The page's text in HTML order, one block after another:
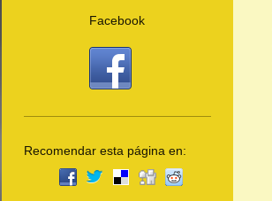
Facebook
Recomendar esta página en: